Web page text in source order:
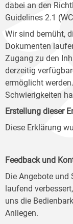
dabei an den
Guidelines 2.1
Wir sind bemüht,
Dokumenten
Zugang zu den
derzeitig
ermöglicht
Schwierigkeiten
Erstellung dieser
Diese Erklärung
Feedback und
Die Angebote und
laufend
uns die
Anliegen.